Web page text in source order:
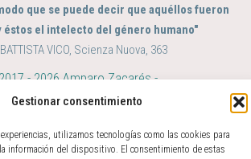
Gestionar consentimiento
utilizamos tecnologías como las cookies para
la información del dispositivo. El consentimiento de estas
que se puede decir que aquéllos fueron
éstos el intelecto del género humano"
VICO, Scienza Nuova, 363
- 2026 Amparo Zacarés -
Cookies